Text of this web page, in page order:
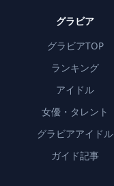
グラビア
グラビアTOP
ランキング
アイドル
女優・タレント
グラビアアイドル
ガイド記事